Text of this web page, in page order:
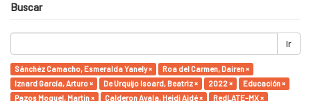
Buscar
Ir
Sánchéz Camacho, Esmeralda Yanely ×
Roa del Carmen, Dairen ×
Iznard García, Arturo ×
De Urquijo Isoard, Beatriz × 2022 ×
Educación ×
Pazos Moguel, Martin ×
Calderon Ayala, Heidi Aidé × RedLATE-MX ×